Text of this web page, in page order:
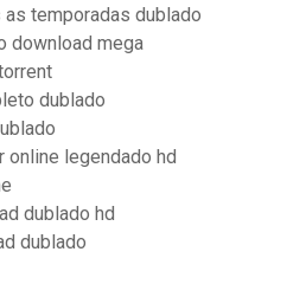
temporadas dublado
download mega
dublado
legendado hd
dublado hd
dublado